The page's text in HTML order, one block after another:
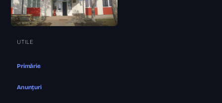
UTILE
Primărie
Anunțuri